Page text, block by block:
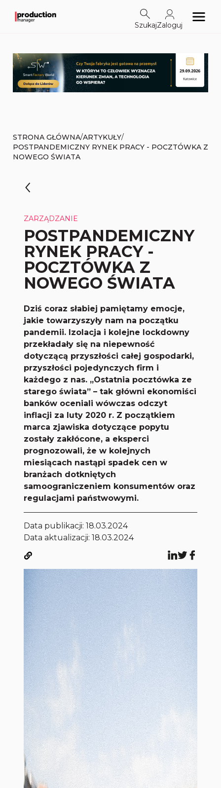
SzukajZaloguj
STRONA GŁÓWNA/ARTYKUŁY/
POSTPANDEMICZNY RYNEK PRACY - POCZTÓWKA Z
NOWEGO ŚWIATA
ZARZĄDZANIE
POSTPANDEMICZNY
RYNEK PRACY -
POCZTÓWKA Z
NOWEGO ŚWIATA
Dziś coraz słabiej pamiętamy emocje,
jakie towarzyszyły nam na początku
pandemii. Izolacja i kolejne lockdowny
przekładały się na niepewność
dotyczącą przyszłości całej gospodarki,
przyszłości pojedynczych firm i
każdego z nas. „Ostatnia pocztówka ze
starego świata” – tak główni ekonomiści
banków oceniali wówczas odczyt
inflacji za luty 2020 r. Z początkiem
marca zjawiska dotyczące popytu
zostały zakłócone, a eksperci
prognozowali, że w kolejnych
miesiącach nastąpi spadek cen w
branżach dotkniętych
samoograniczeniem konsumentów oraz
regulacjami państwowymi.
Data publikacji:18.03.2024
Data aktualizacji: 18.03.2024